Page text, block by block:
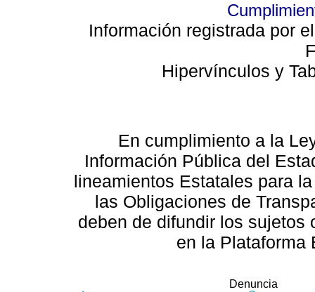
Información registrada por
Hipervínculos y
En cumplimiento a la
Información Pública del
lineamientos Estatales para
las Obligaciones de
deben de difundir los sujetos
en la Plataforma
Denuncia